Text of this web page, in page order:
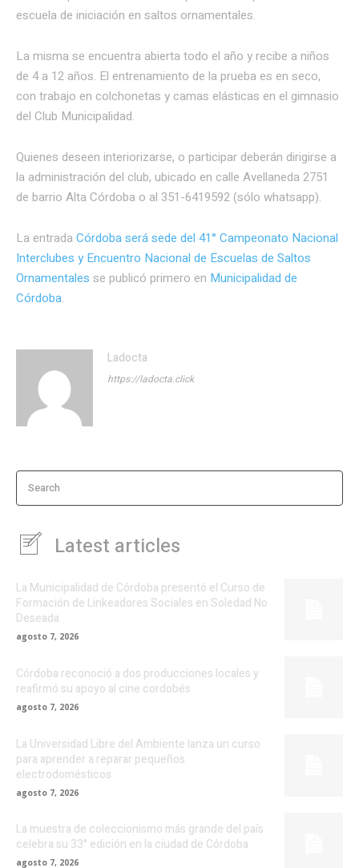
escuela de iniciación en saltos ornamentales.
La misma se encuentra abierta todo el año y recibe a niños
de 4 a 12 años. El entrenamiento de la prueba es en seco,
con trabajo en colchonetas y camas elásticas en el gimnasio
del Club Municipalidad.
Quienes deseen interiorizarse, o participar deberán dirigirse a
la administración del club, ubicado en calle Avellaneda 2751
de barrio Alta Córdoba o al 351-6419592 (sólo whatsapp).
La entrada Córdoba será sede del 41° Campeonato Nacional
Interclubes y Encuentro Nacional de Escuelas de Saltos
Ornamentales se publicó primero en Municipalidad de
Córdoba.
Ladocta
https://ladocta.click
Search
Latest articles
La Municipalidad de Córdoba presentó el Curso de
Formación de Linkeadores Sociales en Soledad No
Deseada
agosto 7, 2026
Córdoba reconoció a dos producciones locales y
reafirmó su apoyo al cine cordobés
agosto 7, 2026
La Universidad Libre del Ambiente lanza un curso
para aprender a reparar pequeños
electrodomésticos
agosto 7, 2026
La muestra de coleccionismo más grande del país
celebra su 33° edición en la ciudad de Córdoba
agosto 7, 2026